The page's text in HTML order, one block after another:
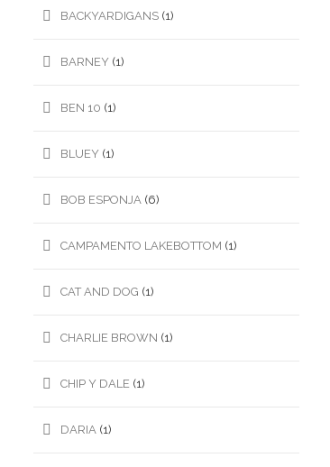
BACKYARDIGANS (1)
BARNEY (1)
BEN 10 (1)
BLUEY (1)
BOB ESPONJA (6)
CAMPAMENTO LAKEBOTTOM (1)
CAT AND DOG (1)
CHARLIE BROWN (1)
CHIP Y DALE (1)
DARIA (1)